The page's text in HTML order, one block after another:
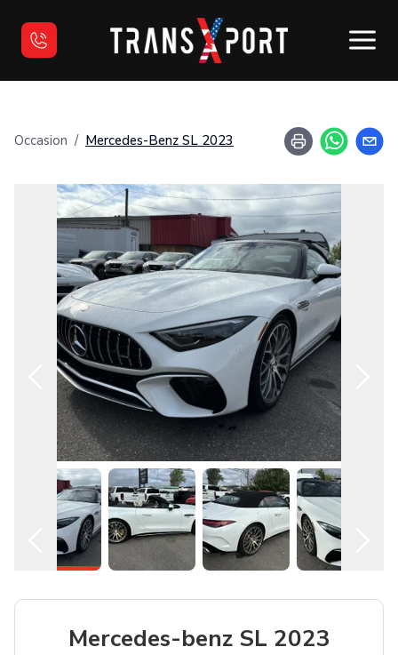
Vendre votre véhicule
Financement
Nous joindre
English
Occasion / Mercedes-Benz SL 2023
Mercedes-benz SL 2023